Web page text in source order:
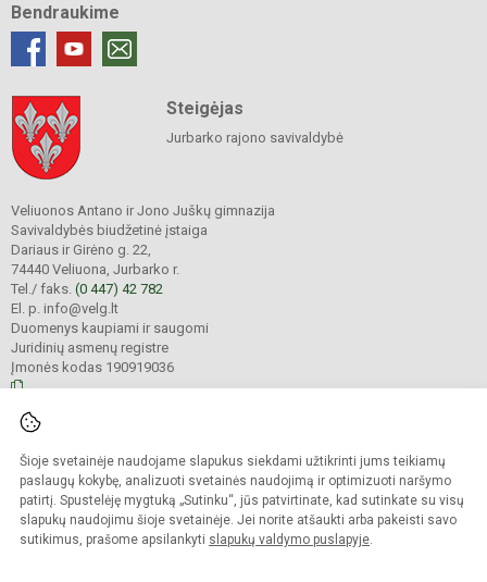
Šioje svetainėje naudojame slapukus siekdami užtikrinti jums teikiamų
paslaugų kokybę, analizuoti svetainės naudojimą ir optimizuoti naršymo
patirtį. Spustelėję mygtuką „Sutinku“, jūs patvirtinate, kad sutinkate su visų
slapukų naudojimu šioje svetainėje. Jei norite atšaukti arba pakeisti savo
sutikimus, prašome apsilankyti slapukų valdymo puslapyje.
Bendraukime
Steigėjas
Jurbarko rajono savivaldybė
Veliuonos Antano ir Jono Juškų gimnazija
Savivaldybės biudžetinė įstaiga
Dariaus ir Girėno g. 22,
74440 Veliuona, Jurbarko r.
Tel./ faks. (0 447) 42 782
El. p. info@velg.lt
Duomenys kaupiami ir saugomi
Juridinių asmenų registre
Įmonės kodas 190919036
Kopijuoti turinį be raštiško gimnazijos administracijos sutikimo griežtai
draudžiama.
Prieinamumo paraiška Slapukų valdymas
Sumanus būdas atnaujinti